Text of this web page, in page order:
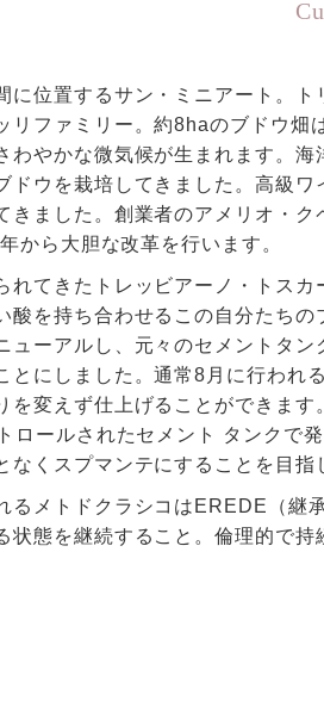
に位置するサン・ミニアート。
リファミリー。約8haのブドウ畑
わやかな微気候が生まれます。
ドウを栽培してきました。高級
きました。創業者のアメリオ・
から大胆な改革を行います。
れてきたトレッビアーノ・トス
酸を持ち合わせるこの自分たち
ューアルし、元々のセメントタ
とにしました。通常8月に行われ
を変えず仕上げることができま
ールされたセメント タンクで
なくスプマンテにすることを目指
るメトドクラシコはEREDE（
状態を継続すること。倫理的で